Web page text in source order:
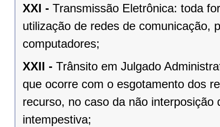
XXI - Transmissão Eletrônica: toda
utilização de redes de comunicação,
computadores;
XXII - Trânsito em Julgado
que ocorre com o esgotamento dos
recurso, no caso da não
intempestiva;